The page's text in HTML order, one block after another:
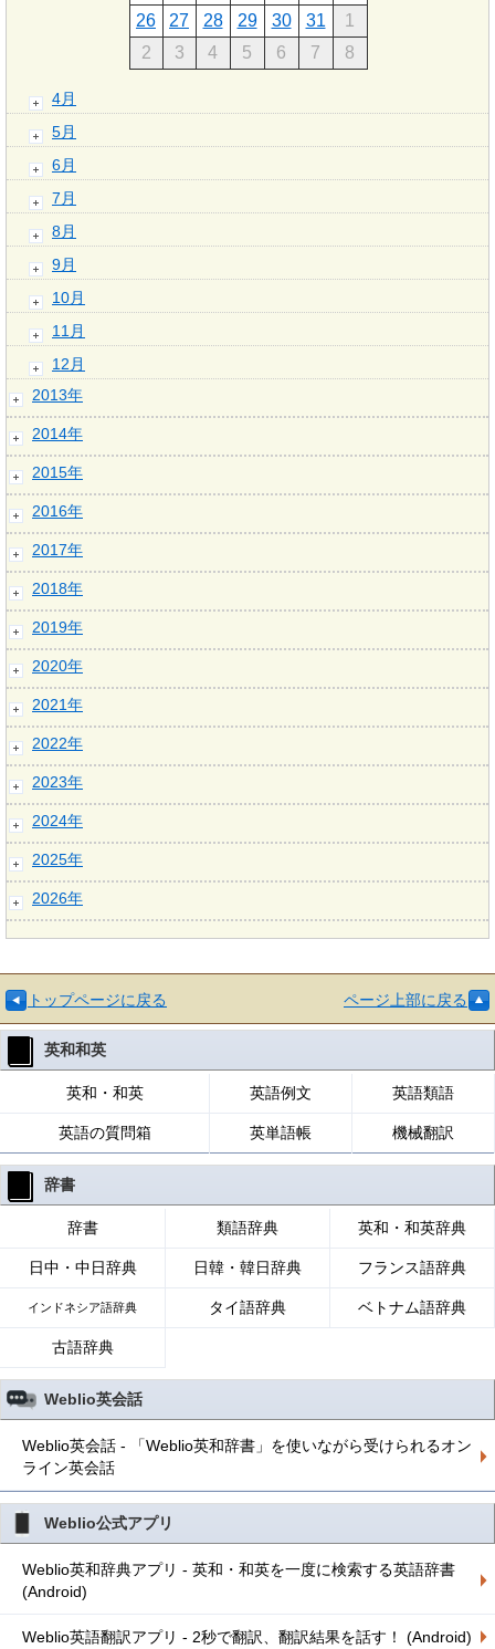
26 27 28 29 30 31
1
2
3 4 5 6 7 8
4月
5月
6月
7月
8月
9月
10月
11月
12月
2013年
2014年
2015年
2016年
2017年
2018年
2019年
2020年
2021年
2022年
2023年
2024年
2025年
2026年
トップページに戻る ページ上部に戻る
英和和英
英和・和英 英語例文 英語類語
英語の質問箱 英単語帳 機械翻訳
辞書
辞書 類語辞典 英和・和英辞典
日中・中日辞典 日韓・韓日辞典 フランス語辞典
インドネシア語辞典 タイ語辞典 ベトナム語辞典
古語辞典
Weblio英会話
Weblio英会話 - 「Weblio英和辞書」を使いながら受けられるオン
ライン英会話
Weblio公式アプリ
Weblio英和辞典アプリ - 英和・和英を一度に検索する英語辞書
(Android)
Weblio英語翻訳アプリ - 2秒で翻訳、翻訳結果を話す！ (Android)